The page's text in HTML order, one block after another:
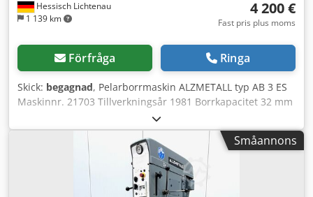
Hessisch Lichtenau
1 139 km
4 200 €
Fast pris plus moms
Förfråga Ringa
Skick: begagnad, Pelarborrmaskin ALZMETALL typ AB 3 ES
Maskinnr. 21703 Tillverkningsår 1981 Borrkapacitet 32 mm
Spindelupptagning MK 3 – lång pinol Utsprång 290 mm
Pinolrörelse 160 mm Bordstorlek 510 x 300 mm
Pelardiameter 115 mm Spindelhastighet 55 - 1450
varv/min, steglöst reglerbar Motoreffekt 0,9 och 1,3 kW,
polomkopplingsbar - Spindelhastighet via 2 växelsteg, 2
motorvarvtal och steglöst via variator - Förväxel för högt
Småannons